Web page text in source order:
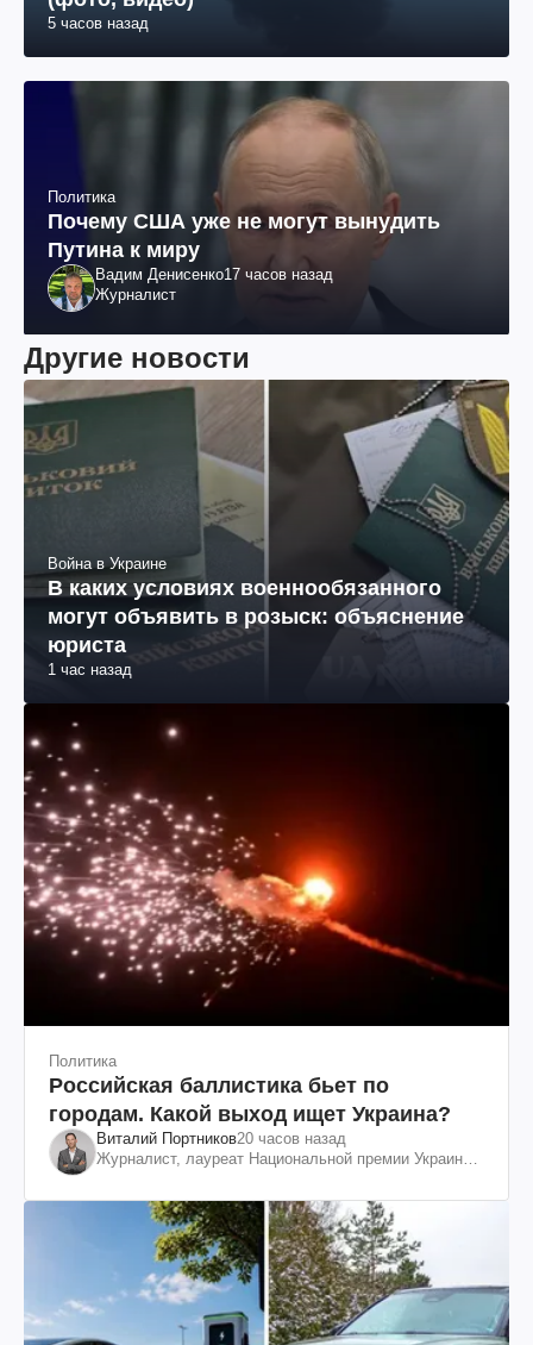
5 часов назад
Политика
Почему США уже не могут вынудить
Путина к миру
Вадим Денисенко17 часов назад
Журналист
Другие новости
Война в Украине
В каких условиях военнообязанного
могут объявить в розыск: объяснение
юриста
1 час назад
Политика
Российская баллистика бьет по
городам. Какой выход ищет Украина?
Виталий Портников20 часов назад
Журналист, лауреат Национальной премии Украины